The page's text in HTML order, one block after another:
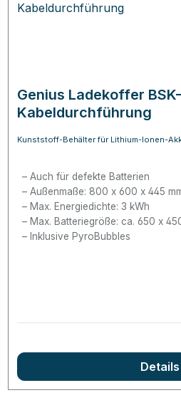
Genius Ladekoffer
Kabeldurchführung
Kunststoff-Behälter für Lithium-Ionen-
Auch für defekte Batterien
Außenmaße: 800 x 600 x 445
Max. Energiedichte: 3 kWh
Max. Batteriegröße: ca. 650 x
Inklusive PyroBubbles
Details